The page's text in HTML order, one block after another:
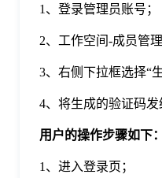
1、登录管理员账号；
2、工作空间-成员管
3、右侧下拉框选择“
4、将生成的验证码发
用户的操作步骤如下：
1、进入登录页；